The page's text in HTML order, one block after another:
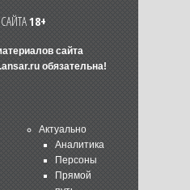
18+
сайта
обязательна!
Актуально
Аналитика
Персоны
Прямой